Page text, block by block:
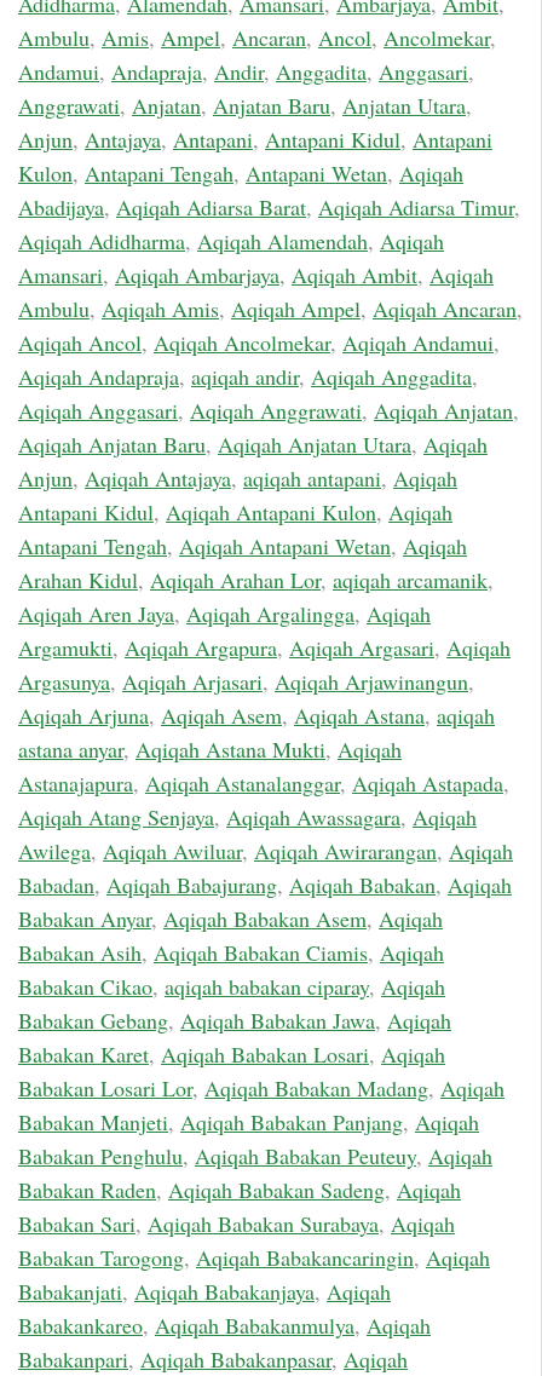
Ambulu, Amis, Ampel, Ancaran, Ancol, Ancolmekar,
Andamui, Andapraja, Andir, Anggadita, Anggasari,
Anggrawati, Anjatan, Anjatan Baru, Anjatan Utara,
Anjun, Antajaya, Antapani, Antapani Kidul, Antapani
Kulon, Antapani Tengah, Antapani Wetan, Aqiqah
Abadijaya, Aqiqah Adiarsa Barat, Aqiqah Adiarsa Timur,
Aqiqah Adidharma, Aqiqah Alamendah, Aqiqah
Amansari, Aqiqah Ambarjaya, Aqiqah Ambit, Aqiqah
Ambulu, Aqiqah Amis, Aqiqah Ampel, Aqiqah Ancaran,
Aqiqah Ancol, Aqiqah Ancolmekar, Aqiqah Andamui,
Aqiqah Andapraja, aqiqah andir, Aqiqah Anggadita,
Aqiqah Anggasari, Aqiqah Anggrawati, Aqiqah Anjatan,
Aqiqah Anjatan Baru, Aqiqah Anjatan Utara, Aqiqah
Anjun, Aqiqah Antajaya, aqiqah antapani, Aqiqah
Antapani Kidul, Aqiqah Antapani Kulon, Aqiqah
Antapani Tengah, Aqiqah Antapani Wetan, Aqiqah
Arahan Kidul, Aqiqah Arahan Lor, aqiqah arcamanik,
Aqiqah Aren Jaya, Aqiqah Argalingga, Aqiqah
Argamukti, Aqiqah Argapura, Aqiqah Argasari, Aqiqah
Argasunya, Aqiqah Arjasari, Aqiqah Arjawinangun,
Aqiqah Arjuna, Aqiqah Asem, Aqiqah Astana, aqiqah
astana anyar, Aqiqah Astana Mukti, Aqiqah
Astanajapura, Aqiqah Astanalanggar, Aqiqah Astapada,
Aqiqah Atang Senjaya, Aqiqah Awassagara, Aqiqah
Awilega, Aqiqah Awiluar, Aqiqah Awirarangan, Aqiqah
Babadan, Aqiqah Babajurang, Aqiqah Babakan, Aqiqah
Babakan Anyar, Aqiqah Babakan Asem, Aqiqah
Babakan Asih, Aqiqah Babakan Ciamis, Aqiqah
Babakan Cikao, aqiqah babakan ciparay, Aqiqah
Babakan Gebang, Aqiqah Babakan Jawa, Aqiqah
Babakan Karet, Aqiqah Babakan Losari, Aqiqah
Babakan Losari Lor, Aqiqah Babakan Madang, Aqiqah
Babakan Manjeti, Aqiqah Babakan Panjang, Aqiqah
Babakan Penghulu, Aqiqah Babakan Peuteuy, Aqiqah
Babakan Raden, Aqiqah Babakan Sadeng, Aqiqah
Babakan Sari, Aqiqah Babakan Surabaya, Aqiqah
Babakan Tarogong, Aqiqah Babakancaringin, Aqiqah
Babakanjati, Aqiqah Babakanjaya, Aqiqah
Babakankareo, Aqiqah Babakanmulya, Aqiqah
Babakanpari, Aqiqah Babakanpasar, Aqiqah